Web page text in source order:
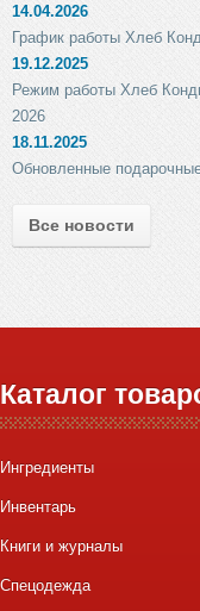
14.04.2026
График работы Хлеб
19.12.2025
Режим работы Хлеб
2026
18.11.2025
Обновленные
Все новости
Каталог
Ингредиенты
Инвентарь
Книги и журналы
Спецодежда